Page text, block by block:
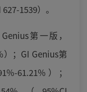
1539）。
第一版，
）；GI Genius第
61.21%）；